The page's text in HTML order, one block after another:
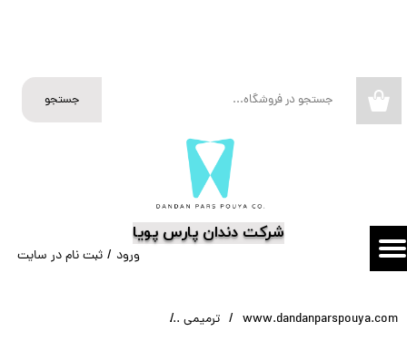
​شرکت دندان پارس پویا
جستجو
ورود / ثبت نام در سایت
تغییر گذر واژه
سفارشات
www.dandanparspouya.com ترمیمی